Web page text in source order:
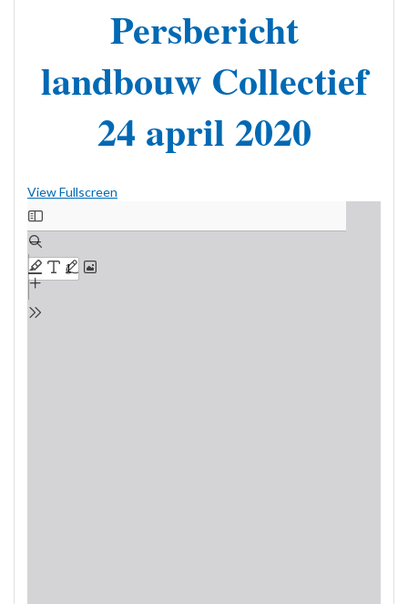
Persbericht
landbouw Collectief
24 april 2020
View Fullscreen
Ga
naar
de
PDF
inhoud